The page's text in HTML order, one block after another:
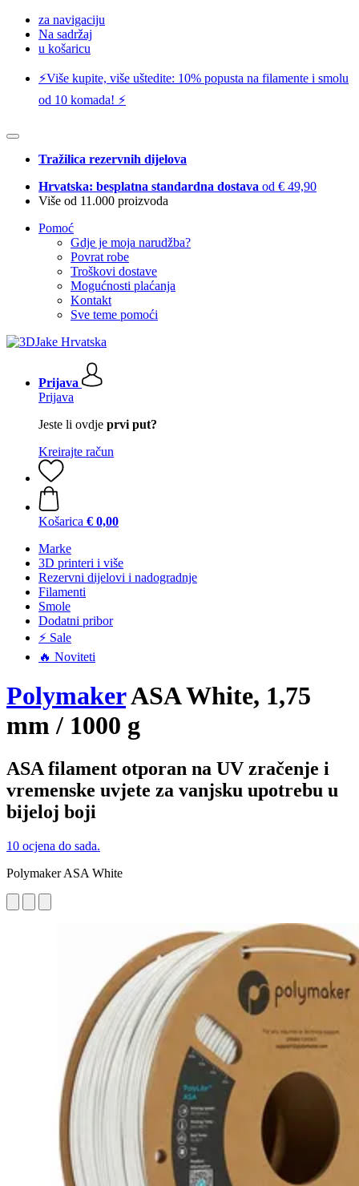
za navigaciju
Na sadržaj
u košaricu
⚡️Više kupite, više uštedite: 10% popusta na filamente i smolu
od 10 komada! ⚡️
Tražilica rezervnih dijelova
Hrvatska: besplatna standardna dostava od € 49,90
Više od 11.000 proizvoda
Pomoć
Gdje je moja narudžba?
Povrat robe
Troškovi dostave
Mogućnosti plaćanja
Kontakt
Sve teme pomoći
Prijava
Prijava
Jeste li ovdje prvi put?
Kreirajte račun
Košarica € 0,00
Marke
3D printeri i više
Rezervni dijelovi i nadogradnje
Filamenti
Smole
Dodatni pribor
⚡ Sale
🔥 Noviteti
PolymakerASA White, 1,75
mm / 1000 g
ASA filament otporan na UV zračenje i
vremenske uvjete za vanjsku upotrebu u
bijeloj boji
10 ocjena do sada.
Polymaker ASA White